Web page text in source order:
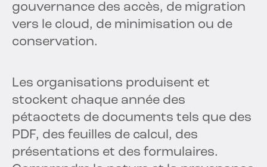
gouvernance des accès, de migration
vers le cloud, de minimisation ou de
conservation.
Les organisations produisent et
stockent chaque année des
pétaoctets de documents tels que des
PDF, des feuilles de calcul, des
présentations et des formulaires.